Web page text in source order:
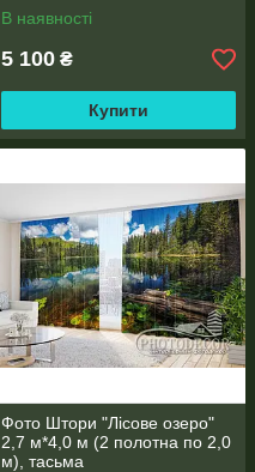
В наявності
5 100 ₴
Купити
Фото Штори "Лісове озеро"
2,7 м*4,0 м (2 полотна по 2,0
м), тасьма